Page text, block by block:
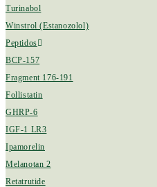
Turinabol
Winstrol (Estanozolol)
Peptidos
BCP-157
Fragment 176-191
Follistatin
GHRP-6
IGF-1 LR3
Ipamorelin
Melanotan 2
Retatrutide